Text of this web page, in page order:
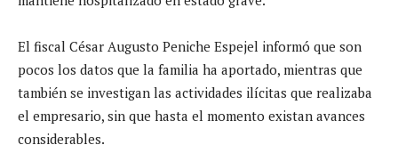
El fiscal César Augusto Peniche Espejel informó que son
pocos los datos que la familia ha aportado, mientras que
también se investigan las actividades ilícitas que realizaba
el empresario, sin que hasta el momento existan avances
considerables.